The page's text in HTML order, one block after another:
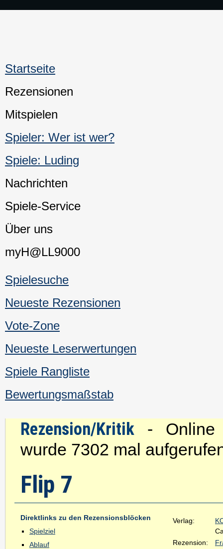
Startseite
Rezensionen
Mitspielen
Spieler: Wer ist wer?
Spiele: Luding
Nachrichten
Spiele-Service
Über uns
myH@LL9000
Spielesuche
Neueste Rezensionen
Vote-Zone
Neueste Leserwertungen
Spiele Rangliste
Bewertungsmaßstab
Rezension/Kritik - Online
wurde 7302 mal
Flip 7
Direktlinks zu den Rezensionsblöcken
Spielziel
Ablauf
Verlag:
Rezension: